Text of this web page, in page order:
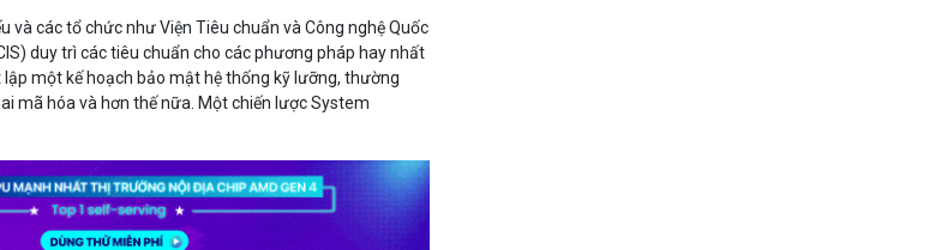
các tổ chức như Viện Tiêu chuẩn và Công nghệ Quốc
duy trì các tiêu chuẩn cho các phương pháp hay nhất
một kế hoạch bảo mật hệ thống kỹ lưỡng, thường
mã hóa và hơn thế nữa. Một chiến lược System